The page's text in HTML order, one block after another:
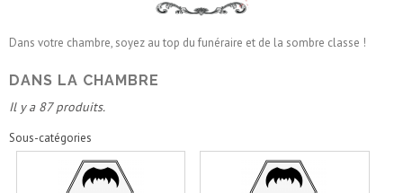
Dans votre chambre, soyez au top du funéraire et de la sombre classe !
DANS LA CHAMBRE
Il y a 87 produits.
Sous-catégories